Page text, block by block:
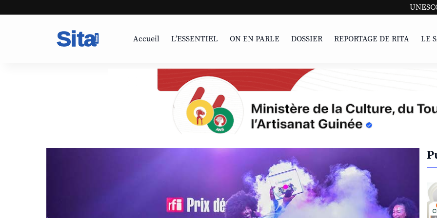
UNESCO |
Accueil L’ESSENTIEL ON EN PARLE DOSSIER REPORTAGE DE RITA LE